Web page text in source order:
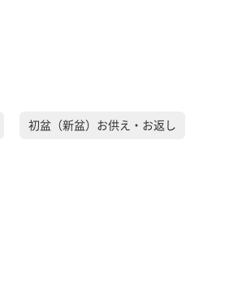
初盆（新盆）お供え・お返し